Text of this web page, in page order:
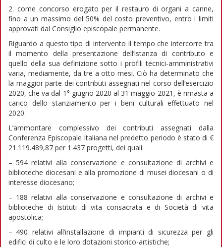
2. come concorso erogato per il restauro di organi a canne,
fino a un massimo del 50% del costo preventivo, entro i limiti
approvati dal Consiglio episcopale permanente.
Riguardo a questo tipo di intervento il tempo che intercorre tra
il momento della presentazione dell’istanza di contributo e
quello della sua definizione sotto i profili tecnici-amministrativi
varia, mediamente, da tre a otto mesi. Ciò ha determinato che
la maggior parte dei contributi assegnati nel corso dell’esercizio
2020, che va dal 1° giugno 2020 al 31 maggio 2021, è rimasta a
carico dello stanziamento per i beni culturali effettuato nel
2020.
L’ammontare complessivo dei contributi assegnati dalla
Conferenza Episcopale Italiana nel predetto periodo è stato di €
21.119.489,87 per 1.437 progetti, dei quali:
– 594 relativi alla conservazione e consultazione di archivi e
biblioteche diocesani e alla promozione di musei diocesani o di
interesse diocesano;
– 188 relativi alla conservazione e consultazione di archivi e
biblioteche di Istituti di vita consacrata e di Società di vita
apostolica;
– 490 relativi all’installazione di impianti di sicurezza per gli
edifici di culto e le loro dotazioni storico-artistiche;